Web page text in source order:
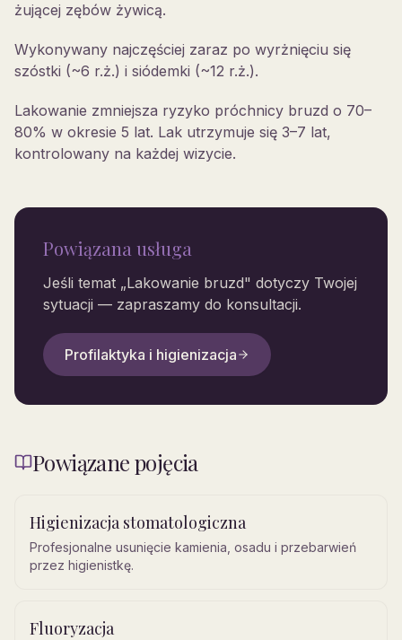
żującej zębów żywicą.
Wykonywany najczęściej zaraz po wyrżnięciu się
szóstki (~6 r.ż.) i siódemki (~12 r.ż.).
Lakowanie zmniejsza ryzyko próchnicy bruzd o 70–
80% w okresie 5 lat. Lak utrzymuje się 3–7 lat,
kontrolowany na każdej wizycie.
Powiązana usługa
Jeśli temat „Lakowanie bruzd" dotyczy Twojej
sytuacji — zapraszamy do konsultacji.
Profilaktyka i higienizacja
Powiązane pojęcia
Higienizacja stomatologiczna
Profesjonalne usunięcie kamienia, osadu i przebarwień
przez higienistkę.
Fluoryzacja